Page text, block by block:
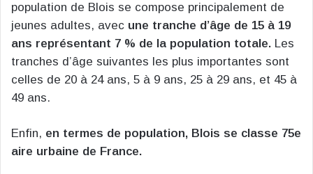
population de Blois se compose principalement de
jeunes adultes, avec une tranche d’âge de 15 à 19
ans représentant 7 % de la population totale. Les
tranches d’âge suivantes les plus importantes sont
celles de 20 à 24 ans, 5 à 9 ans, 25 à 29 ans, et 45 à
49 ans.
Enfin, en termes de population, Blois se classe 75e
aire urbaine de France.